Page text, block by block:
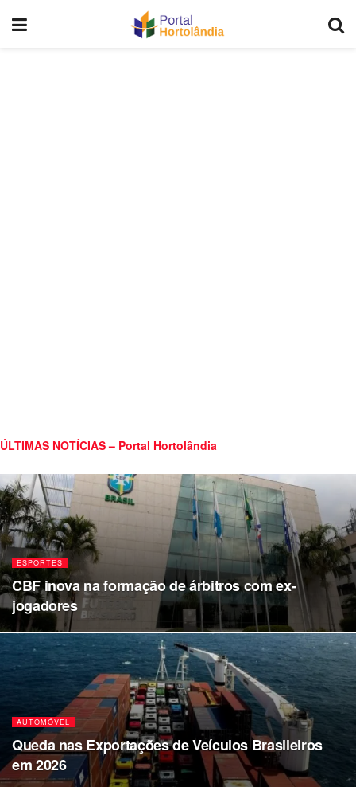
ÚLTIMAS NOTÍCIAS – Portal Hortolândia
ESPORTES
CBF inova na formação de árbitros com ex-
jogadores
AUTOMÓVEL
Queda nas Exportações de Veículos Brasileiros
em 2026